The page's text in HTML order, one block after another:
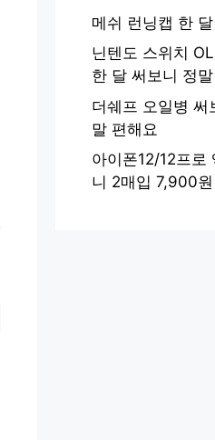
메쉬 런닝캡 한
닌텐도 스위치
한 달 써보니 정
더쉐프 오일병 써
말 편해요
아이폰12/12프로
니 2매입 7,900원